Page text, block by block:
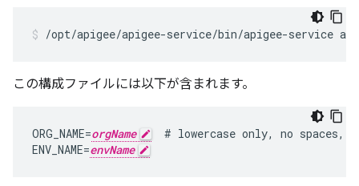
/opt/apigee/apigee-service/bin/apigee-service
この構成ファイルには以下が含まれます。
ORG_NAME=orgName
# lowercase only, no spaces,
ENV_NAME=envName